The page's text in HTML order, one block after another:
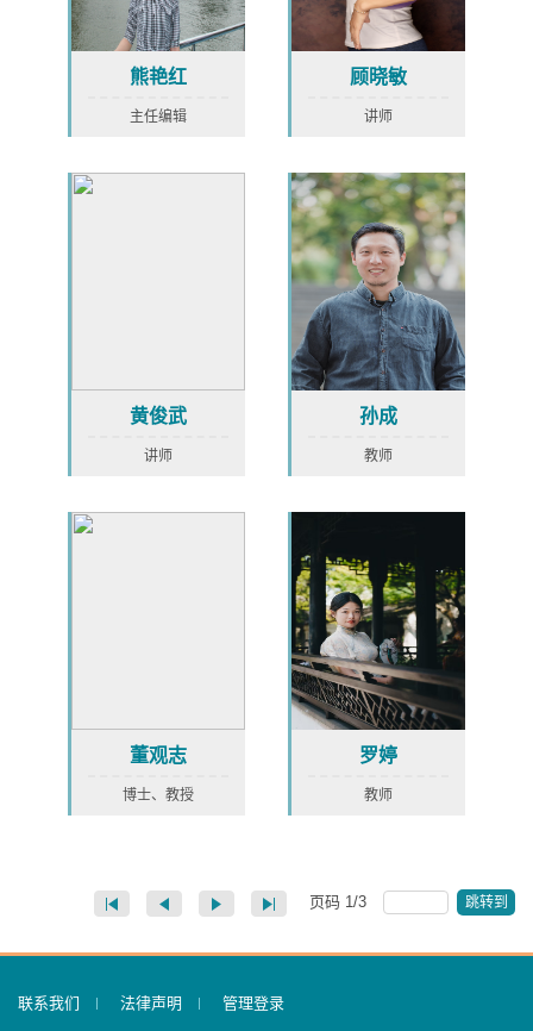
熊艳红
主任编辑
顾晓敏
讲师
黄俊武
讲师
孙成
教师
董观志
博士、教授
罗婷
教师
页码 1/3 跳转到
联系我们 法律声明 管理登录